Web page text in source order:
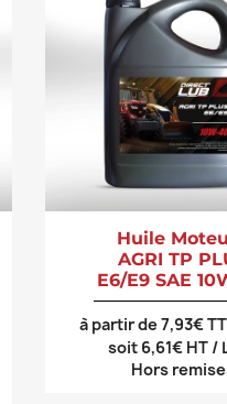
Huile
AGRI TP
E6/E9 SAE
à partir de 7,93€
soit 6,61€ HT /
Hors